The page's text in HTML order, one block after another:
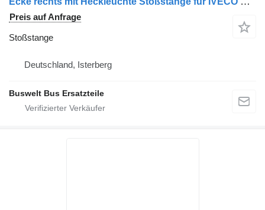
Preis auf Anfrage
Stoßstange
Deutschland, Isterberg
Buswelt Bus Ersatzteile